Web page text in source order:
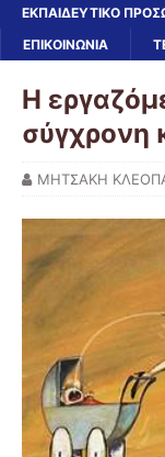
ΕΚΠΑΙΔΕΥΤΙΚΟ
ΕΠΙΚΟΙΝΩΝΙΑ
Η
σύγχρονη
ΜΗΤΣΑΚΗ